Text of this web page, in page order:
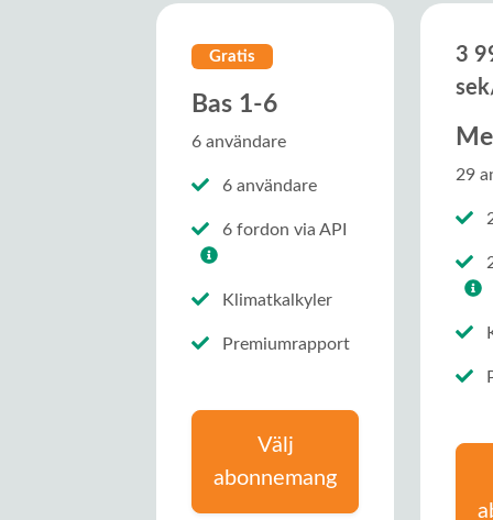
Gratis
Bas 1-6
6 användare
6 användare
6 fordon via API
Klimatkalkyler
Premiumrapport
Välj
abonnemang
3
29